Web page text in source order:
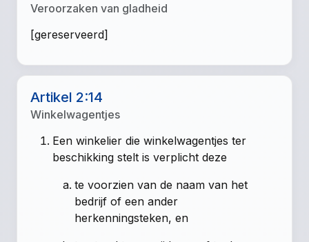
Veroorzaken van gladheid
[gereserveerd]
Artikel 2:14
Winkelwagentjes
Een winkelier die winkelwagentjes ter
beschikking stelt is verplicht deze
te voorzien van de naam van het
bedrijf of een ander
herkenningsteken, en